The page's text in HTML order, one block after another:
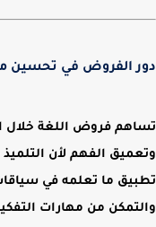
دور الفروض في تحسين
تساهم فروض اللغة خلال
وتعميق الفهم لأن
تطبيق ما تعلمه في
والتمكن من مهارات